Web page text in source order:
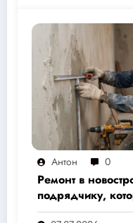
Антон 0
Ремонт в
подрядчику,
30% бюджета и